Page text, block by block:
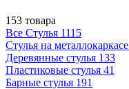
153 товара
Все Стулья 1115
Стулья на металлокаркасе
Деревянные стулья 133
Пластиковые стулья 41
Барные стулья 191